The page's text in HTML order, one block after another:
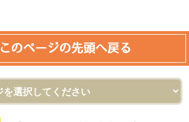
このページの先頭へ戻る